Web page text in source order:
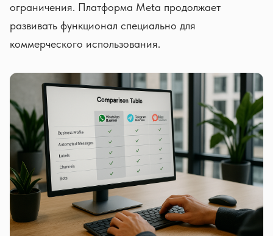
ограничения. Платформа Meta продолжает
развивать функционал специально для
коммерческого использования.